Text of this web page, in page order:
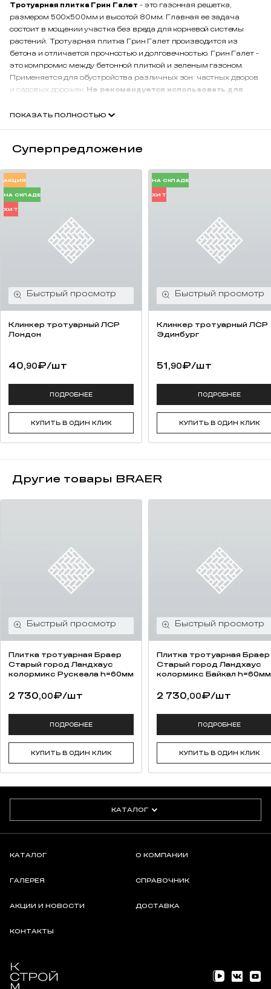
Тротуарная плитка Грин Галет - это газонная решетка,
размером 500х500мм и высотой 80мм. Главная ее задача
состоит в мощении участка без вреда для корневой системы
растений. Тротуарная плитка Грин Галет производится из
бетона и отличается прочностью и долговечностью. Грин Галет -
это компромис между бетонной плиткой и зеленым газоном.
Применяется для обустройства различных зон: частных дворов
и садовых дорожек. Не рекомендуется использовать для
Грин Галет - идеальный вариант для тех, кто хочет облагородить
ПОКАЗАТЬ ПОЛНОСТЬЮ
Суперпредложение
АКЦИЯ
НА СКЛАДЕ
ХИТ
Клинкер тротуарный ЛСР
Лондон
40,90₽/шт
ПОДРОБНЕЕ
КУПИТЬ В ОДИН КЛИК
НА СКЛАДЕ
ХИТ
Клинкер тротуарный ЛСР
Эдинбург
51,90₽/шт
ПОДРОБНЕЕ
КУПИТЬ В ОДИН КЛИК
Другие товары BRAER
Плитка тротуарная Браер
Старый город Ландхаус
колормикс Рускеала h=60мм
2 730,00₽/шт
ПОДРОБНЕЕ
КУПИТЬ В ОДИН КЛИК
Плитка тротуарная Браер
Старый город Ландхаус
колормикс Байкал h=60мм
2 730,00₽/шт
ПОДРОБНЕЕ
КУПИТЬ В ОДИН КЛИК
КАТАЛОГ
КАТАЛОГ О КОМПАНИИ
ГАЛЕРЕЯ СПРАВОЧНИК
АКЦИИ И НОВОСТИ ДОСТАВКА
КОНТАКТЫ